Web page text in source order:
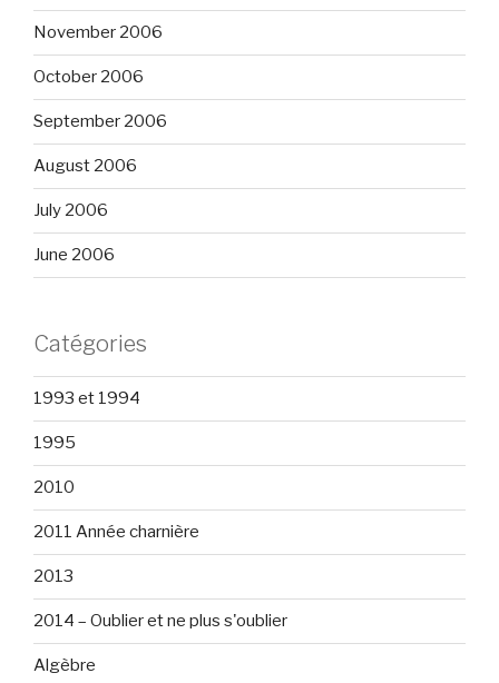
November 2006
October 2006
September 2006
August 2006
July 2006
June 2006
Catégories
1993 et 1994
1995
2010
2011 Année charnière
2013
2014 – Oublier et ne plus s'oublier
Algèbre